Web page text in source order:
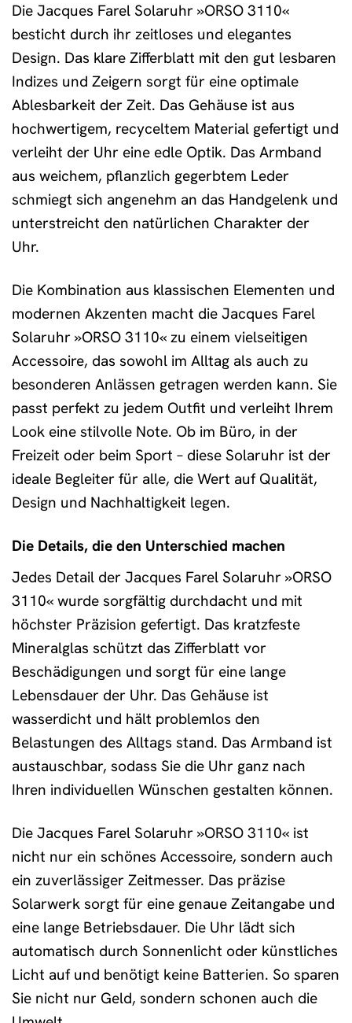
Die Jacques Farel Solaruhr »ORSO 3110«
besticht durch ihr zeitloses und elegantes
Design. Das klare Zifferblatt mit den gut lesbaren
Indizes und Zeigern sorgt für eine optimale
Ablesbarkeit der Zeit. Das Gehäuse ist aus
hochwertigem, recyceltem Material gefertigt und
verleiht der Uhr eine edle Optik. Das Armband
aus weichem, pflanzlich gegerbtem Leder
schmiegt sich angenehm an das Handgelenk und
unterstreicht den natürlichen Charakter der
Uhr.
Die Kombination aus klassischen Elementen und
modernen Akzenten macht die Jacques Farel
Solaruhr »ORSO 3110« zu einem vielseitigen
Accessoire, das sowohl im Alltag als auch zu
besonderen Anlässen getragen werden kann. Sie
passt perfekt zu jedem Outfit und verleiht Ihrem
Look eine stilvolle Note. Ob im Büro, in der
Freizeit oder beim Sport – diese Solaruhr ist der
ideale Begleiter für alle, die Wert auf Qualität,
Design und Nachhaltigkeit legen.
Die Details, die den Unterschied machen
Jedes Detail der Jacques Farel Solaruhr »ORSO
3110« wurde sorgfältig durchdacht und mit
höchster Präzision gefertigt. Das kratzfeste
Mineralglas schützt das Zifferblatt vor
Beschädigungen und sorgt für eine lange
Lebensdauer der Uhr. Das Gehäuse ist
wasserdicht und hält problemlos den
Belastungen des Alltags stand. Das Armband ist
austauschbar, sodass Sie die Uhr ganz nach
Ihren individuellen Wünschen gestalten können.
Die Jacques Farel Solaruhr »ORSO 3110« ist
nicht nur ein schönes Accessoire, sondern auch
ein zuverlässiger Zeitmesser. Das präzise
Solarwerk sorgt für eine genaue Zeitangabe und
eine lange Betriebsdauer. Die Uhr lädt sich
automatisch durch Sonnenlicht oder künstliches
Licht auf und benötigt keine Batterien. So sparen
Sie nicht nur Geld, sondern schonen auch die